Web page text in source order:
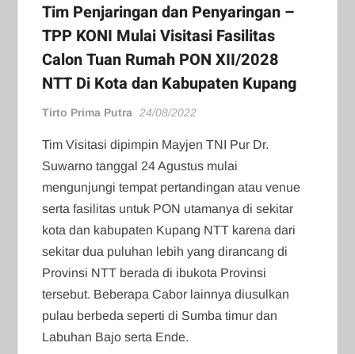
Tim Penjaringan dan Penyaringan –
TPP KONI Mulai Visitasi Fasilitas
Calon Tuan Rumah PON XII/2028
NTT Di Kota dan Kabupaten Kupang
Tirto Prima Putra 24/08/2022
Tim Visitasi dipimpin Mayjen TNI Pur Dr.
Suwarno tanggal 24 Agustus mulai
mengunjungi tempat pertandingan atau venue
serta fasilitas untuk PON utamanya di sekitar
kota dan kabupaten Kupang NTT karena dari
sekitar dua puluhan lebih yang dirancang di
Provinsi NTT berada di ibukota Provinsi
tersebut. Beberapa Cabor lainnya diusulkan
pulau berbeda seperti di Sumba timur dan
Labuhan Bajo serta Ende.